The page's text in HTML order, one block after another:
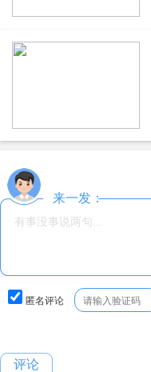
来一发：
匿名评论
评论